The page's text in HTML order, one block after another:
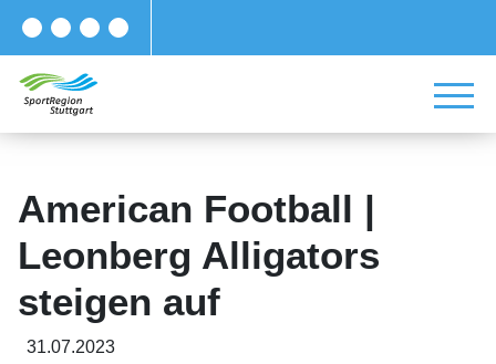
American Football |
Leonberg Alligators
steigen auf
31.07.2023